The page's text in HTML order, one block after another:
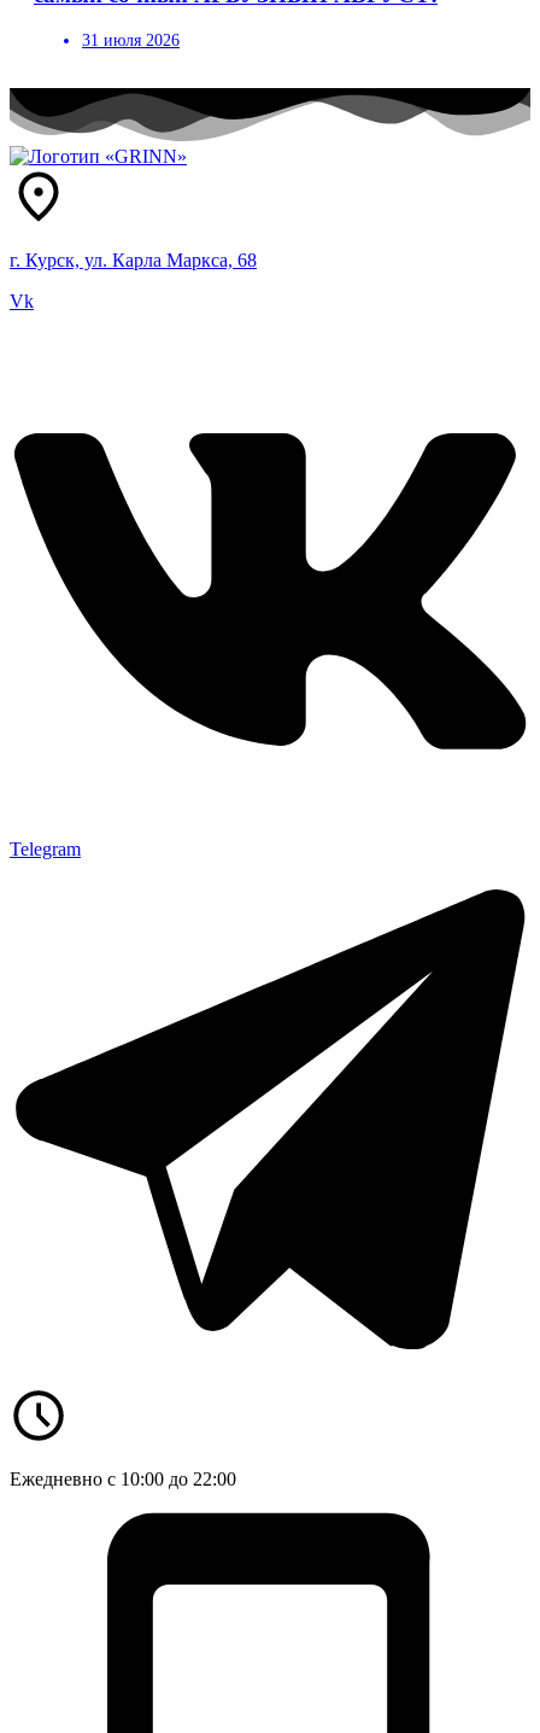
31 июля 2026
г. Курск, ул. Карла Маркса, 68
Vk
Telegram
Ежедневно с 10:00 до 22:00